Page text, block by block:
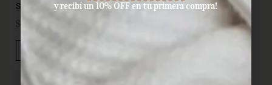
Sistema To Go Split 450 ml.
$ 149,00
Añadir Al Carrito
y recibí un 10% OFF en tu primera compra!